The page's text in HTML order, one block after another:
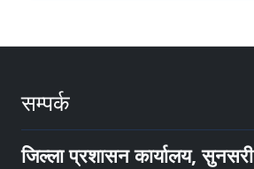
सम्पर्क
जिल्ला प्रशासन कार्यालय, सुनसरी